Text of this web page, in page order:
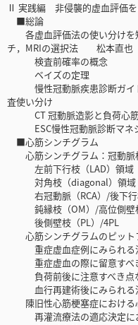
Ⅱ 実践編 非侵襲的虚血評価
■総論
各虚血評価法の使い分けを
チ，MRIの選択法 松本直也
検査前確率の概念
ベイズの定理
慢性冠動脈疾患診断ガイド
査使い分け
CT 冠動脈造影と負荷心筋
ESC慢性冠動脈診断マネ
■心筋シンチグラム
心筋シンチグラム：冠動
左前下行枝（LAD）領域
対角枝（diagonal）領域
右冠動脈（RCA）/後下行
鈍縁枝（OM）/高位側壁枝
後側壁枝（PL）/4PL
心筋シンチグラムのピッ
重症虚血症例にみられる
重症虚血の際に留意すべ
負荷前後に注意すべき点
血行再建術後にみられる
陳旧性心筋梗塞症におけ
再灌流療法の適応決定に